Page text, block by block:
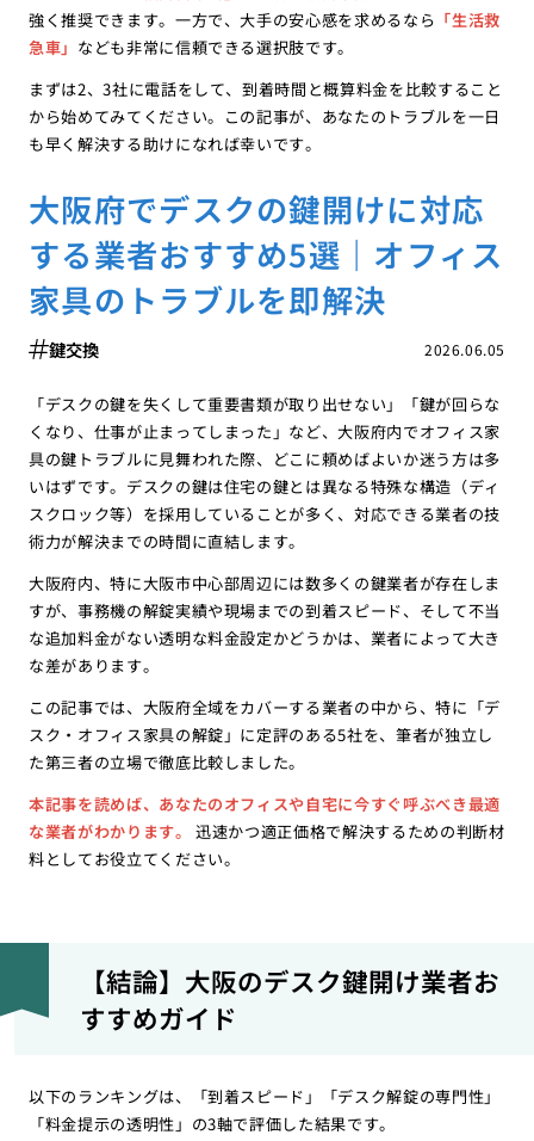
強く推奨できます。一方で、大手の安心感を求めるなら 「生活救
急車」 なども非常に信頼できる選択肢です。
まずは2、3社に電話をして、到着時間と概算料金を比較すること
から始めてみてください。この記事が、あなたのトラブルを一日
も早く解決する助けになれば幸いです。
大阪府でデスクの鍵開けに対応
する業者おすすめ5選｜オフィス
家具のトラブルを即解決
2026.06.05
鍵交換
「デスクの鍵を失くして重要書類が取り出せない」「鍵が回らな
くなり、仕事が止まってしまった」など、大阪府内でオフィス家
具の鍵トラブルに見舞われた際、どこに頼めばよいか迷う方は多
いはずです。デスクの鍵は住宅の鍵とは異なる特殊な構造（ディ
スクロック等）を採用していることが多く、対応できる業者の技
術力が解決までの時間に直結します。
大阪府内、特に大阪市中心部周辺には数多くの鍵業者が存在しま
すが、事務機の解錠実績や現場までの到着スピード、そして不当
な追加料金がない透明な料金設定かどうかは、業者によって大き
な差があります。
この記事では、大阪府全域をカバーする業者の中から、特に「デ
スク・オフィス家具の解錠」に定評のある5社を、筆者が独立し
た第三者の立場で徹底比較しました。
本記事を読めば、あなたのオフィスや自宅に今すぐ呼ぶべき最適
な業者がわかります。
迅速かつ適正価格で解決するための判断材
料としてお役立てください。
【結論】大阪のデスク鍵開け業者お
すすめガイド
以下のランキングは、「到着スピード」「デスク解錠の専門性」
「料金提示の透明性」の3軸で評価した結果です。